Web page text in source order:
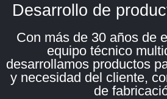
Desarrollo de
Con más de 30 años de
equipo técnico
desarrollamos productos
y necesidad del cliente,
de